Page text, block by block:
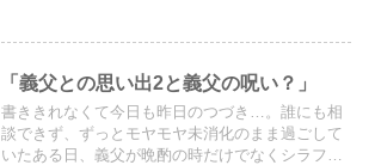
「義父との思い出2と義父の呪い？」
書ききれなくて今日も昨日のつづき…。誰にも相
談できず、ずっとモヤモヤ未消化のまま過ごして
いたある日、義父が晩酌の時だけでなくシラフの